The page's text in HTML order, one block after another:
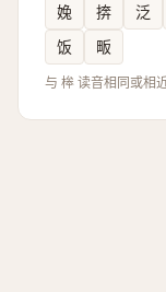
婏 捹 泛
饭
畈
与 桳 读音相同或相